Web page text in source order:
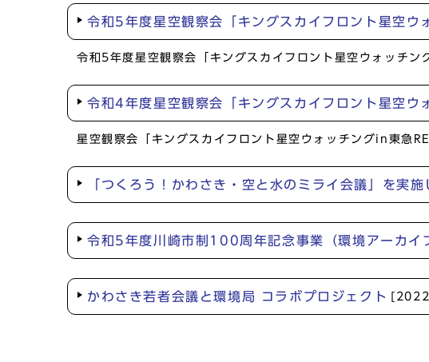
令和5年度星空観察会「キングスカイフロント星空
令和5年度星空観察会「キングスカイフロント星空ウォッチ
令和4年度星空観察会「キングスカイフロント星空
星空観察会「キングスカイフロント星空ウォッチングin東急
「つくろう！かわさき・空と水のミライ会議」を実施
令和5年度川崎市制100周年記念事業（環境アーカイ
かわさき若者会議と環境局 コラボプロジェクト